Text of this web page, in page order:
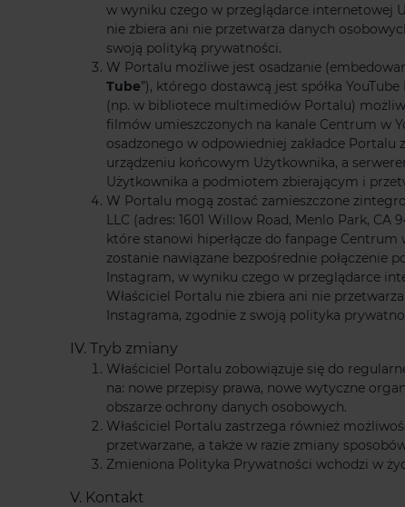
w wyniku czego w przeglądarce internetowej
nie zbiera ani nie przetwarza danych
swoją polityką prywatności.
W Portalu możliwe jest osadzanie
Tube”), którego dostawcą jest spółka
(np. w bibliotece multimediów Portalu)
filmów umieszczonych na kanale Centrum w
osadzonego w odpowiedniej zakładce
urządzeniu końcowym Użytkownika, a
Użytkownika a podmiotem zbierającym i
W Portalu mogą zostać zamieszczone
LLC (adres: 1601 Willow Road, Menlo Park,
które stanowi hiperłącze do fanpage
zostanie nawiązane bezpośrednie
Instagram, w wyniku czego w przeglądarce
Właściciel Portalu nie zbiera ani nie
Instagrama, zgodnie z swoją polityka
IV. Tryb zmiany
Właściciel Portalu zobowiązuje się do
na: nowe przepisy prawa, nowe wytyczne
obszarze ochrony danych osobowych.
Właściciel Portalu zastrzega również
przetwarzane, a także w razie zmiany
Zmieniona Polityka Prywatności wchodzi w
V. Kontakt